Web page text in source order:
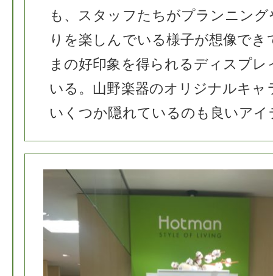
も、スタッフたちがプランニン
りを楽しんでいる様子が想像でき
まの好印象を得られるディスプレ
いる。山野楽器のオリジナルキャ
いくつか隠れているのも良いアイ